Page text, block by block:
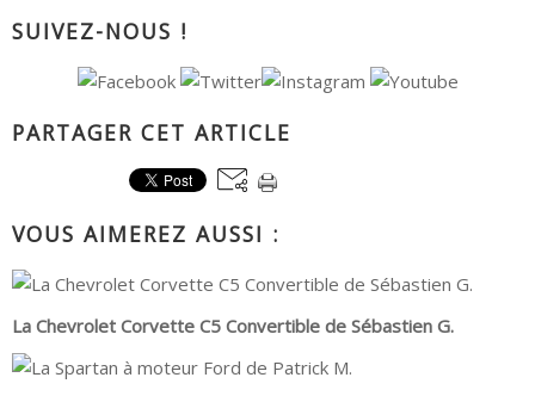
SUIVEZ-NOUS !
PARTAGER CET ARTICLE
VOUS AIMEREZ AUSSI :
La Chevrolet Corvette C5 Convertible de Sébastien G.